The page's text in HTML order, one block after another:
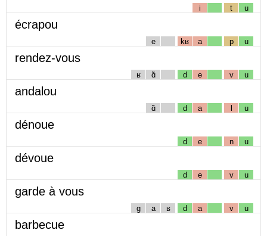
i t u
écrapou
e kʁ a p u
rendez-vous
ʁ ɑ̃ d e v u
andalou
ɑ̃ d a l u
dénoue
d e n u
dévoue
d e v u
garde à vous
g a ʁ d a v u
barbecue